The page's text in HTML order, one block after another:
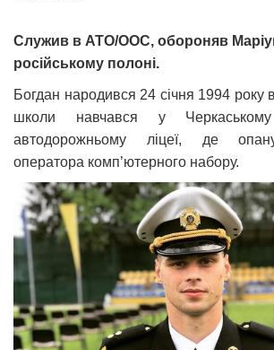
Служив в АТО/ООС, обороняв
російському полоні.
Богдан народився 24 січня 1994 року
школи навчався у Черкаському
автодорожньому ліцеї, де
оператора комп’ютерного набору.